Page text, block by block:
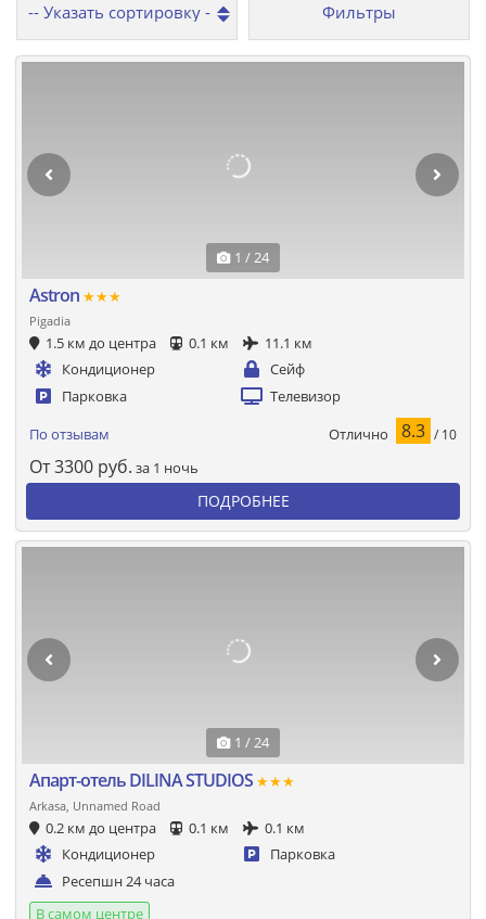
Фильтры
1 / 24
Astron ★★★
Pigadia
1.5 км до центра 0.1 км
11.1 км
Кондиционер
Сейф
Парковка
Телевизор
По отзывам Отлично 8.3 / 10
От3300 руб. за 1 ночь
ПОДРОБНЕЕ
1 / 24
Апарт-отель DILINA STUDIOS ★★★
Arkasa, Unnamed Road
0.2 км до центра 0.1 км
0.1 км
Кондиционер
Парковка
Ресепшн 24 часа
В самом центре